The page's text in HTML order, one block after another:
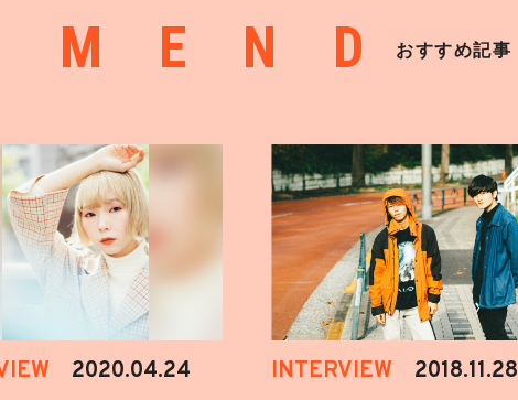
おすすめ記事
2020.04.24 INTERVIEW 2018.11.28